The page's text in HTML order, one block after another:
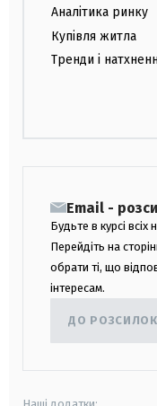
Аналітика ринку
Купівля житла
Тренди і
Email -
Будьте в курсі всіх
Перейдіть на
обрати ті, що
інтересам.
ДО РОЗСИЛОК